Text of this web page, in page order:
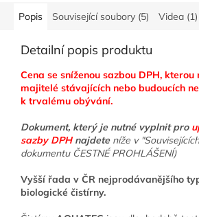
Popis
Související soubory (5) Videa (1)
Detailní popis produktu
Cena se sníženou sazbou DPH, kterou
majitelé stávajících nebo budoucích
k trvalému obývání.
Dokument, který je nutné vyplnit pro
sazby DPH najdeteníže v
dokumentu ČESTNÉ PROHLÁŠENÍ)
Vyšší řada v ČR nejprodávanějšího
biologické čistírny.